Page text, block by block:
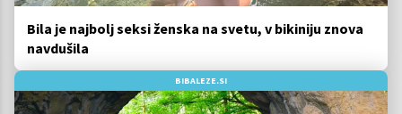
Bila je najbolj seksi ženska na svetu, v bikiniju znova
navdušila
BIBALEZE.SI